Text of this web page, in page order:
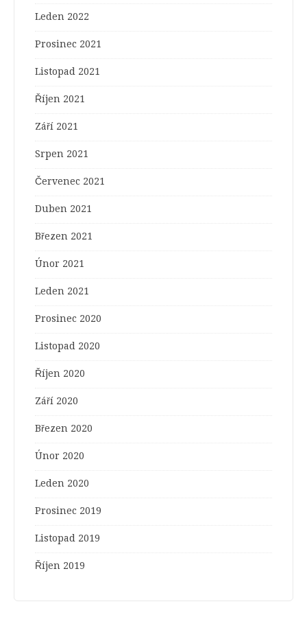
Leden 2022
Prosinec 2021
Listopad 2021
Říjen 2021
Září 2021
Srpen 2021
Červenec 2021
Duben 2021
Březen 2021
Únor 2021
Leden 2021
Prosinec 2020
Listopad 2020
Říjen 2020
Září 2020
Březen 2020
Únor 2020
Leden 2020
Prosinec 2019
Listopad 2019
Říjen 2019